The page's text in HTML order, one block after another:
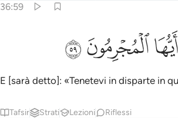
36:59
٥٩
ٱلْمُجْرِمُونَ ٥٩ﱠﱡﱢ
E [sarà detto]: «Tenetevi in disparte in
Tafsir Strati Lezioni Riflessi